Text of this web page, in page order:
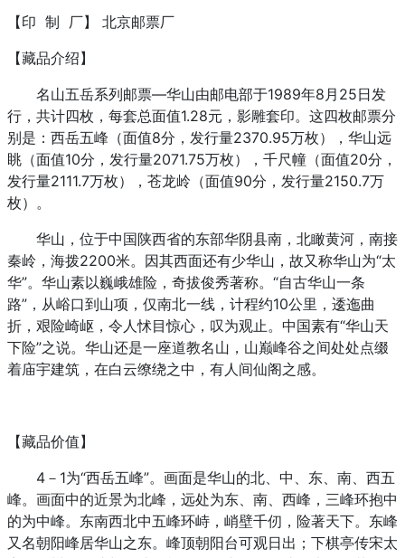
【印 制 厂】 北京邮票厂
【藏品介绍】
名山五岳系列邮票—华山由邮电部于1989年8月25日发
行，共计四枚，每套总面值1.28元，影雕套印。这四枚邮票分
别是：西岳五峰（面值8分，发行量2370.95万枚），华山远
眺（面值10分，发行量2071.75万枚），千尺幢（面值20分，
发行量2111.7万枚），苍龙岭（面值90分，发行量2150.7万
枚）。
华山，位于中国陕西省的东部华阴县南，北瞰黄河，南接
秦岭，海拨2200米。因其西面还有少华山，故又称华山为“太
华”。华山素以巍峨雄险，奇拔俊秀著称。“自古华山一条
路”，从峪口到山项，仅南北一线，计程约10公里，逶迤曲
折，艰险崎岖，令人怵目惊心，叹为观止。中国素有“华山天
下险”之说。华山还是一座道教名山，山巅峰谷之间处处点缀
着庙宇建筑，在白云缭绕之中，有人间仙阁之感。
【藏品价值】
4－1为“西岳五峰”。画面是华山的北、中、东、南、西五
峰。画面中的近景为北峰，远处为东、南、西峰，三峰环抱中
的为中峰。东南西北中五峰环峙，峭壁千仞，险著天下。东峰
又名朝阳峰居华山之东。峰顶朝阳台可观日出；下棋亭传宋太